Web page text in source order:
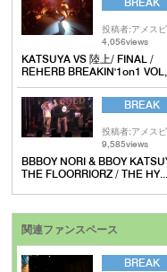
投稿者:アメスピ
4,056views
KATSUYA VS 陸上/ FINAL /
REHERB BREAKIN'1on1
BREAK
投稿者:アメスピ
9,585views
BBBOY NORI & BBOY
THE FLOORRIORZ / THE HY...
関連ファンスペース
BREAK